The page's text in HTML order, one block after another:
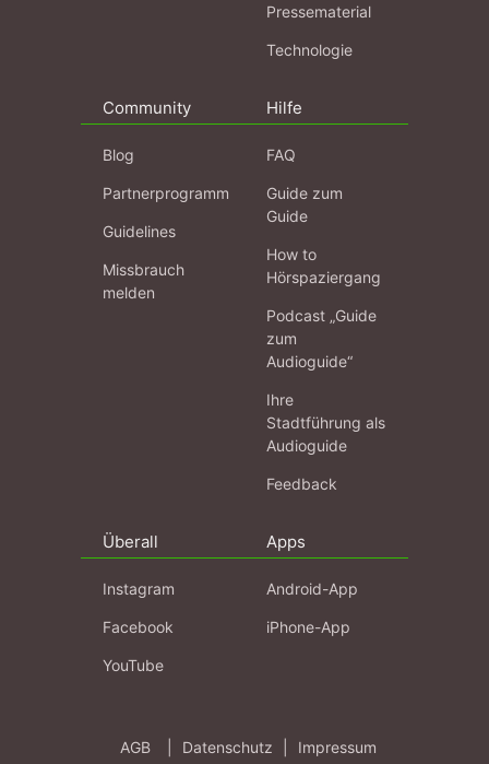
Pressematerial
Technologie
Community
Blog
Partnerprogramm
Guidelines
Missbrauch
melden
Hilfe
FAQ
Guide zum
Guide
How to
Hörspaziergang
Podcast „Guide
zum
Audioguide“
Ihre
Stadtführung als
Audioguide
Feedback
Überall
Instagram
Facebook
YouTube
Apps
Android-App
iPhone-App
AGB Datenschutz Impressum